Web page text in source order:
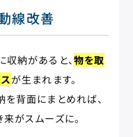
線改善
納があると、物を取
が生まれます。
背面にまとめれば、
がスムーズに。